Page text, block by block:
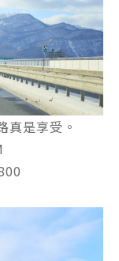
真是享受。